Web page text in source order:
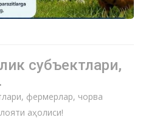
субъектлари,
фермерлар, чорва
аҳолиси!